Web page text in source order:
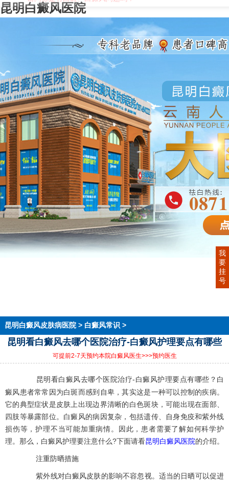
昆明白癜风医院
昆明白癜风皮肤病医院> 白癜风常识 >
昆明看白癜风去哪个医院治疗-白癜风护理要点有哪些
可提前2-7天预约本院白癜风医生>>>预约医生
昆明看白癜风去哪个医院治疗-白癜风护理要点有哪些？白
癜风患者常常因为白斑而感到自卑，其实这是一种可以控制的疾病。
它的典型症状是皮肤上出现边界清晰的白色斑块，可能出现在面部、
四肢等暴露部位。白癜风的病因复杂，包括遗传、自身免疫和紫外线
损伤等，护理不当可能加重病情。因此，患者需要了解如何科学护
理。那么，白癜风护理要注意什么?下面请看昆明白癜风医院的介绍。
注重防晒措施
紫外线对白癜风皮肤的影响不容忽视。适当的日晒可以促进
我
要
挂
号